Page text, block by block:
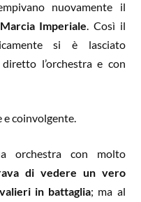
nuovamente il
Marcia Imperiale. Così il
si è lasciato
l’orchestra e con
e coinvolgente.
orchestra con molto
di vedere un vero
in battaglia; ma al